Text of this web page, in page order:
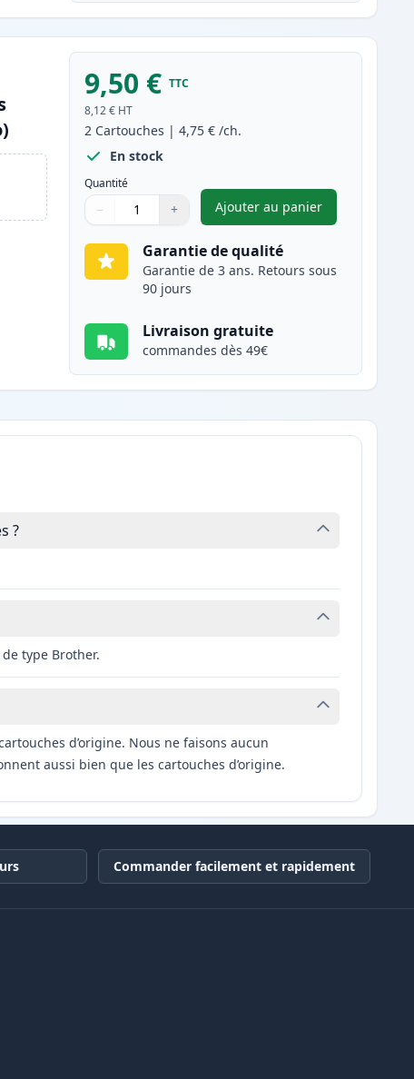
9,50 € TTC
8,12 € HT
2 Cartouches |4,75 € /ch.
En stock
Quantité
Quantité
Utilisez les boutons pour ajuster
− +
Quantité
Ajouter au panier
,Pack de 2 Brother
Garantie de qualité
Garantie de 3 ans. Retours sous
90 jours
Livraison gratuite
commandes dès 49€
?
type Brother.
d’origine. Nous ne faisons aucun
aussi bien que les cartouches d’origine.
Commander facilement et rapidement